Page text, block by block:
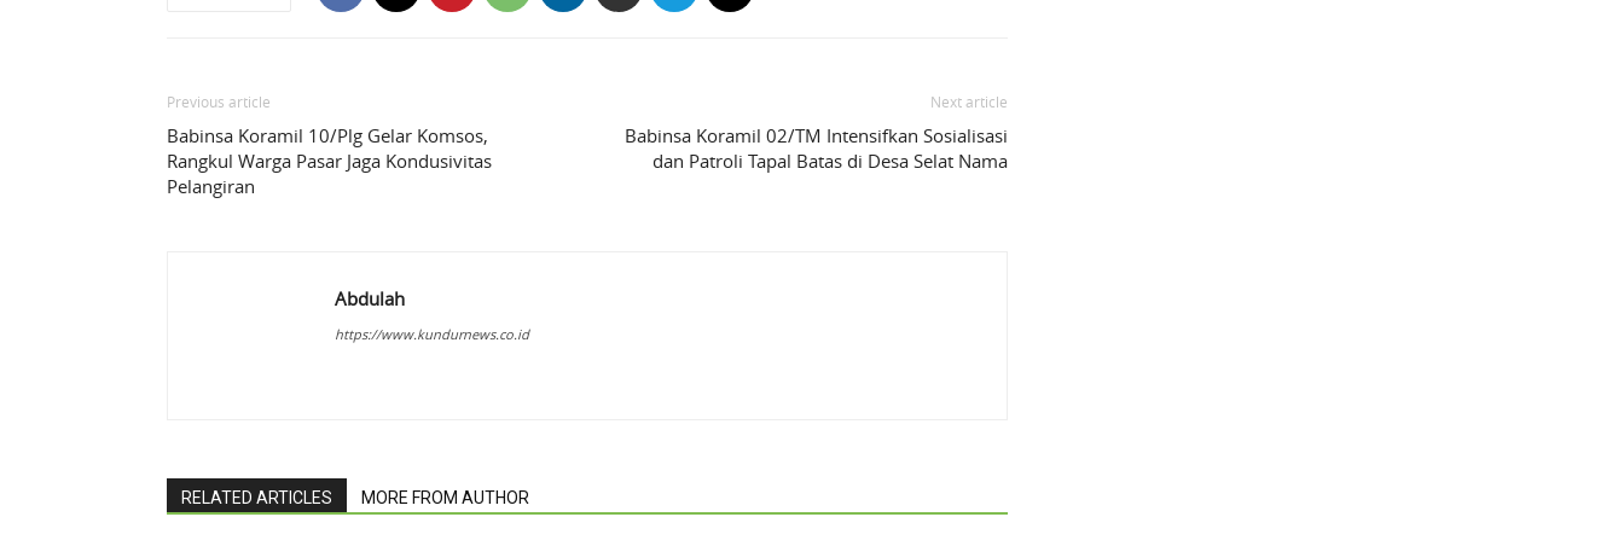
Previous article
Babinsa Koramil 10/Plg Gelar Komsos,
Rangkul Warga Pasar Jaga Kondusivitas
Pelangiran
Next article
Babinsa Koramil 02/TM Intensifkan Sosialisasi
dan Patroli Tapal Batas di Desa Selat Nama
Abdulah
https://www.kundurnews.co.id
RELATED ARTICLES MORE FROM AUTHOR